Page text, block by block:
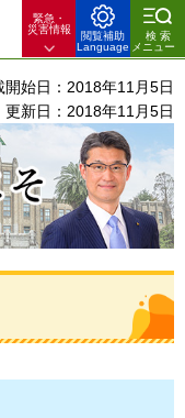
緊急・
災害情報
閲覧補助
Language
検索
メニュー
開始日：2018年11月5日
更新日：2018年11月5日